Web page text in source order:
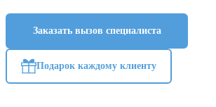
Заказать вызов специалиста
Подарок каждому клиенту